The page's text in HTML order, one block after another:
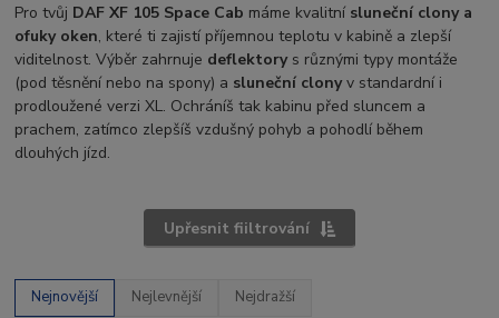
Pro tvůj DAF XF 105 Space Cab máme kvalitní sluneční clony a
ofuky oken, které ti zajistí příjemnou teplotu v kabině a zlepší
viditelnost. Výběr zahrnuje deflektorys různými typy montáže
(pod těsnění nebo na spony) a sluneční clonyv standardní i
prodloužené verzi XL. Ochráníš tak kabinu před sluncem a
prachem, zatímco zlepšíš vzdušný pohyb a pohodlí během
dlouhých jízd.
Upřesnit fiiltrování
Nejnovější Nejlevnější Nejdražší